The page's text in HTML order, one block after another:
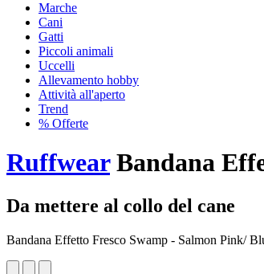
Marche
Cani
Gatti
Piccoli animali
Uccelli
Allevamento hobby
Attività all'aperto
Trend
% Offerte
RuffwearBandana
Da mettere al collo del cane
Bandana Effetto Fresco Swamp - Salmon Pink/